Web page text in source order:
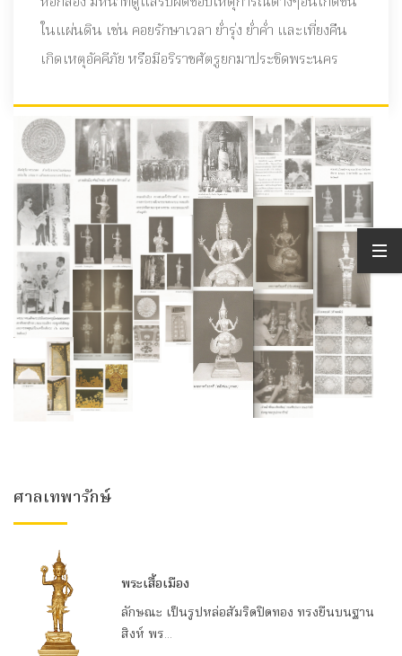
ในแผ่นดิน เช่น คอยรักษาเวลา ย่ำรุ่ง ย่ำค่ำ และเที่ยงคืน
เกิดเหตุอัคคีภัย หรือมีอริราชศัตรูยกมาประชิดพระนคร
ศาลเทพารักษ์
พระเสื้อเมือง
ลักษณะ เป็นรูปหล่อสัมริดปิดทอง ทรงยืนบนฐาน
สิงห์ พร...